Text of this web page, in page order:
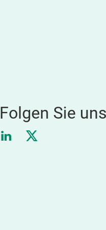
Folgen Sie
LinkedInTwitter